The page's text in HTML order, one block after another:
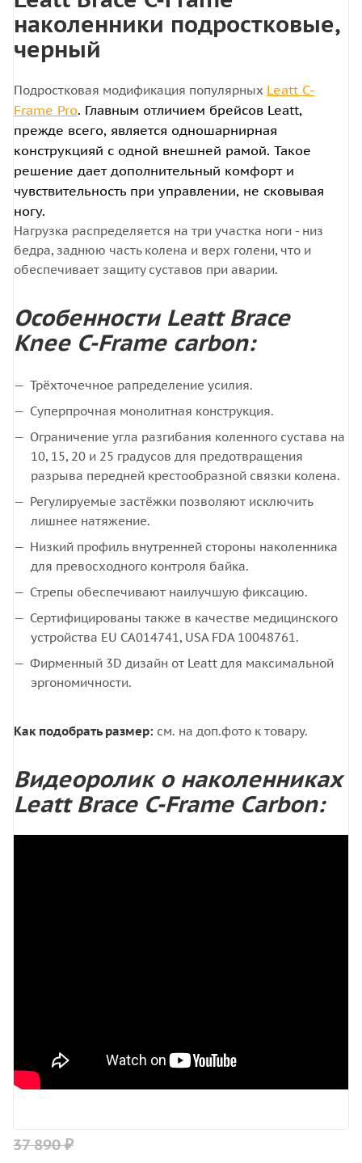
наколенники подростковые,
черный
Подростковая модификация популярных Leatt C-
Frame Pro. Главным отличием брейсов Leatt,
прежде всего, является одношарнирная
конструкцияй с одной внешней рамой. Такое
решение дает дополнительный комфорт и
чувствительность при управлении, не сковывая
ногу.
Нагрузка распределяется на три участка ноги - низ
бедра, заднюю часть колена и верх голени, что и
обеспечивает защиту суставов при аварии.
Особенности Leatt Brace
Knee C-Frame carbon:
Трёхточечное рапределение усилия.
Суперпрочная монолитная конструкция.
Ограничение угла разгибания коленного сустава на
10, 15, 20 и 25 градусов для предотвращения
разрыва передней крестообразной связки колена.
Регулируемые застёжки позволяют исключить
лишнее натяжение.
Низкий профиль внутренней стороны наколенника
для превосходного контроля байка.
Стрепы обеспечивают наилучшую фиксацию.
Сертифицированы также в качестве медицинского
устройства EU CA014741, USA FDA 10048761.
Фирменный 3D дизайн от Leatt для максимальной
эргономичности.
Как подобрать размер: см. на доп.фото к товару.
Видеоролик о наколенниках
Leatt Brace C-Frame Carbon:
37 890 ₽